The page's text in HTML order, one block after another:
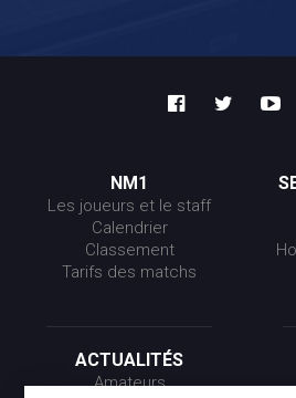
NM1
Les joueurs et le staff
Calendrier
Classement
Tarifs des matchs
ACTUALITÉS
Amateurs